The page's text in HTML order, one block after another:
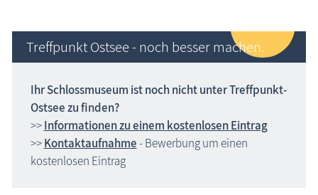
Treffpunkt Ostsee - noch besser machen.
Ihr Schlossmuseum ist noch nicht unter Treffpunkt-
Ostsee zu finden?
>>Informationen zu einem kostenlosen Eintrag
>>Kontaktaufnahme- Bewerbung um einen
kostenlosen Eintrag